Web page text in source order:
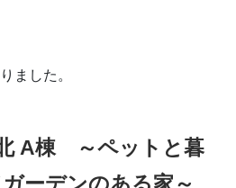
ました。
A棟 ～ペットと暮